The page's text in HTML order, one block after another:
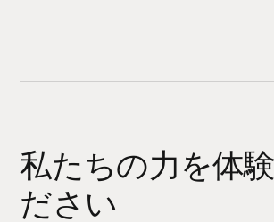
私たちの力を体
ださい